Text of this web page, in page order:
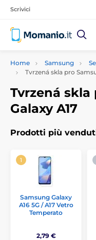
Scrivici
Home Samsung
Tvrzená skla pro
Tvrzená skla
Galaxy A17
Prodotti più
Samsung Galaxy
A16 5G / A17 Vetro
Temperato
2,79 €